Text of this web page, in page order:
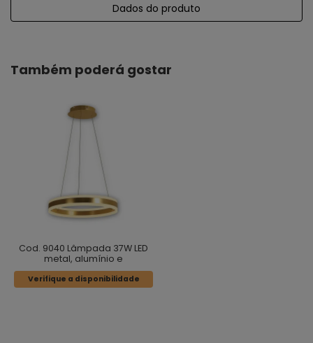
Dados do produto
Também poderá gostar
Cod. 9040 Lâmpada 37W LED
metal, alumínio e
acabamento de ouro acrílico
Verifique a disponibilidade